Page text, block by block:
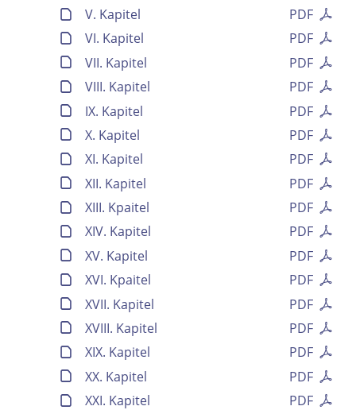
Volltext und Inhaltsverzeichnis
Suchbegriff
PDF
V. Kapitel
PDF
VI. Kapitel
PDF
VII. Kapitel
PDF
VIII. Kapitel
PDF
IX. Kapitel
PDF
X. Kapitel
PDF
XI. Kapitel
PDF
XII. Kapitel
PDF
XIII. Kpaitel
PDF
XIV. Kapitel
PDF
XV. Kapitel
PDF
XVI. Kpaitel
PDF
XVII. Kapitel
PDF
XVIII. Kapitel
PDF
XIX. Kapitel
PDF
XX. Kapitel
PDF
XXI. Kapitel